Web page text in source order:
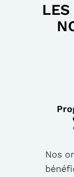
LES
Nos